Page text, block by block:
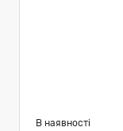
В наявності